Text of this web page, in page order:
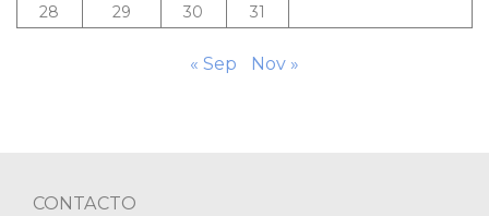
28
29 30 31
« Sep Nov »
CONTACTO